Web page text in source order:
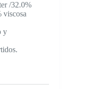
/32.0%
viscosa
y